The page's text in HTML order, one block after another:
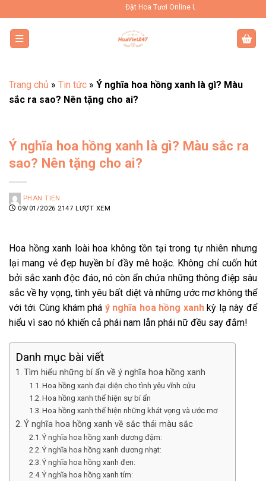
qua
dung
Đặt Hoa Tươi Online Uy Tín Toàn Quốc
Trang chủ » Tin tức » Ý nghĩa hoa hồng xanh là gì? Màu
sắc ra sao? Nên tặng cho ai?
Ý nghĩa hoa hồng xanh là gì? Màu sắc ra
sao? Nên tặng cho ai?
PHAN TIEN
09/01/2026 2147 LƯỢT XEM
Hoa hồng xanh loài hoa không tồn tại trong tự nhiên nhưng
lại mang vẻ đẹp huyền bí đầy mê hoặc. Không chỉ cuốn hút
bởi sắc xanh độc đáo, nó còn ẩn chứa những thông điệp sâu
sắc về hy vọng, tình yêu bất diệt và những ước mơ không thể
với tới. Cùng khám phá ý nghĩa hoa hồng xanhkỳ lạ này để
hiểu vì sao nó khiến cả phái nam lẫn phái nữ đều say đắm!
Danh mục bài viết
Tìm hiểu những bí ẩn về ý nghĩa hoa hồng xanh
Hoa hồng xanh đại diện cho tình yêu vĩnh cửu
Hoa hồng xanh thể hiện sự bí ẩn
Hoa hồng xanh thể hiện những khát vọng và ước mơ
Ý nghĩa hoa hồng xanh về sắc thái màu sắc
Ý nghĩa hoa hồng xanh dương đậm:
Ý nghĩa hoa hồng xanh dương nhạt:
Ý nghĩa hoa hồng xanh đen:
Ý nghĩa hoa hồng xanh tím: